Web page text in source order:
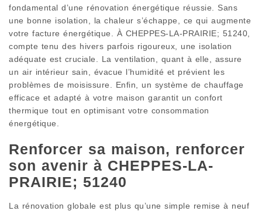
fondamental d’une rénovation énergétique réussie. Sans
une bonne isolation, la chaleur s’échappe, ce qui augmente
votre facture énergétique. À CHEPPES-LA-PRAIRIE; 51240,
compte tenu des hivers parfois rigoureux, une isolation
adéquate est cruciale. La ventilation, quant à elle, assure
un air intérieur sain, évacue l’humidité et prévient les
problèmes de moisissure. Enfin, un système de chauffage
efficace et adapté à votre maison garantit un confort
thermique tout en optimisant votre consommation
énergétique.
Renforcer sa maison, renforcer
son avenir à CHEPPES-LA-
PRAIRIE; 51240
La rénovation globale est plus qu’une simple remise à neuf